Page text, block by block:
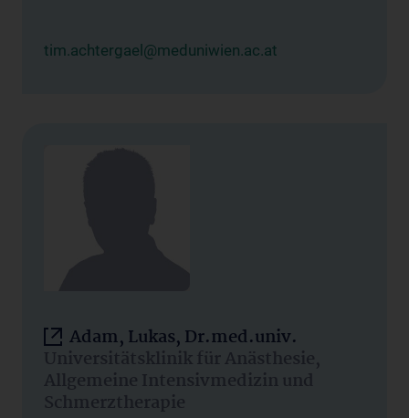
tim.achtergael@meduniwien.ac.at
Adam, Lukas, Dr.med.univ.
Universitätsklinik für Anästhesie,
Allgemeine Intensivmedizin und
Schmerztherapie